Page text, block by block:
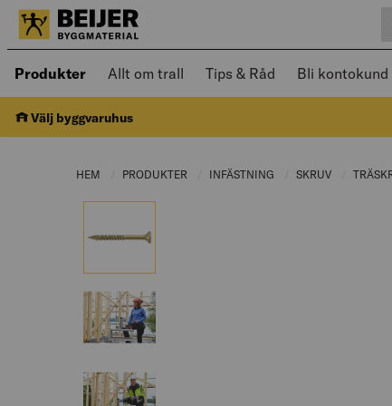
Produkter Öppnad meny kan navigeras med
Allt om trall Tips & Råd Bli kontokund
Välj byggvaruhus
HEM PRODUKTER CURRENT PAGE:
INFÄSTNING CURRENT PAGE:
SKRUV CURRENT